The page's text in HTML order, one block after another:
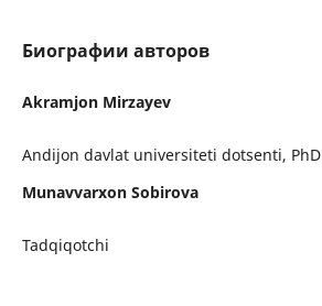
Биографии авторов
Akramjon Mirzayev
Andijon davlat universiteti dotsenti, PhD
Munavvarxon Sobirova
Tadqiqotchi